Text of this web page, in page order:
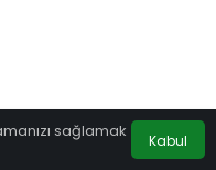
sağlamak
Kabul
Hesabım